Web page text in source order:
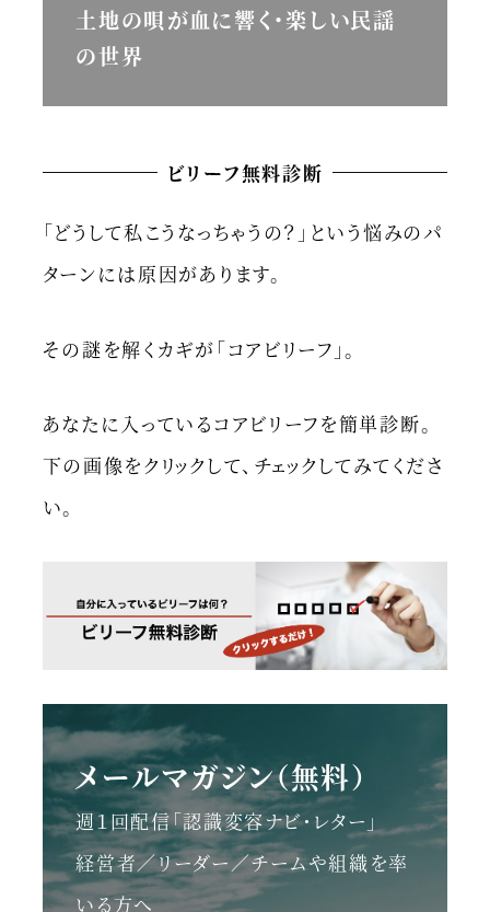
土地の唄が血に響く・楽しい民謡
の世界
ビリーフ無料診断
「どうして私こうなっちゃうの？」という悩みのパ
ターンには原因があります。
その謎を解くカギが「コアビリーフ」。
あなたに入っているコアビリーフを簡単診断。
下の画像をクリックして、チェックしてみてくださ
い。
メールマガジン（無料）
週１回配信「認識変容ナビ・レター」
経営者／リーダー／チームや組織を率
いる方へ